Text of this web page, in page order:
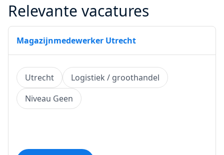
Relevante vacatures
Magazijnmedewerker Utrecht
Utrecht
Logistiek / groothandel
Niveau Geen